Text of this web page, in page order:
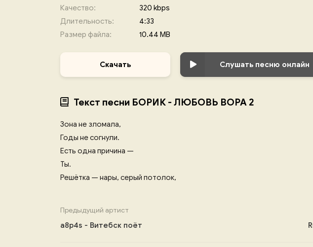
Качество:
320 kbps
Длительность:
4:33
Размер файла:
10.44 MB
Скачать Слушать песню онлайн
Текст песни БОРИК - ЛЮБОВЬ ВОРА 2
Зона не зломала,
Годы не согнули.
Есть одна причина —
Ты.
Решётка — нары, серый потолок,
Предыдущий артист
a8p4s - Витебск поёт